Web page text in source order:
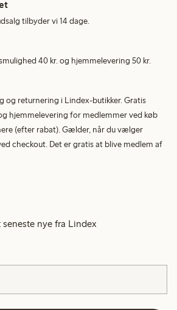
tilbyder vi 14 dage.
40 kr. og hjemmelevering 50 kr.
og returnering i Lindex-butikker. Gratis
hjemmelevering for medlemmer ved køb
(efter rabat). Gælder, når du vælger
checkout. Det er gratis at blive medlem af
nye fra Lindex